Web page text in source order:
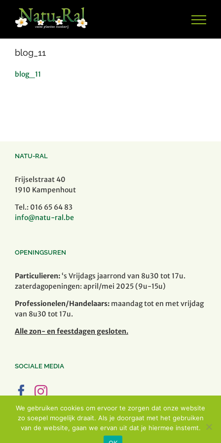
inhoud
blog_11
blog_11
NATU-RAL
Frijselstraat 40
1910 Kampenhout
Tel.: 016 65 64 83
info@natu-ral.be
OPENINGSUREN
Particulieren:‘s Vrijdags jaarrond van 8u30 tot 17u.
zaterdagopeningen: april/mei 2025 (9u-15u)
Professionelen/Handelaars: maandag tot en met vrijdag
van 8u30 tot 17u.
Alle zon- en feestdagen gesloten.
SOCIALE MEDIA
We gebruiken cookies om ervoor te zorgen dat onze website
zo soepel mogelijk draait. Als je doorgaat met het gebruiken
van de website, gaan we ervan uit dat je hiermee instemt.